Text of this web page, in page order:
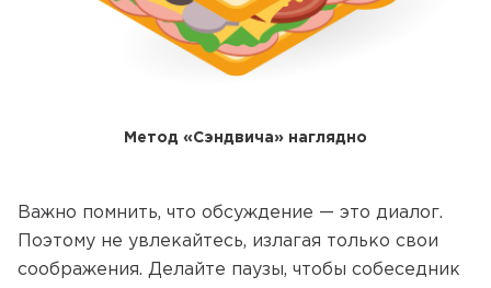
Метод «Сэндвича» наглядно
Важно помнить, что обсуждение — это диалог.
Поэтому не увлекайтесь, излагая только свои
соображения. Делайте паузы, чтобы собеседник